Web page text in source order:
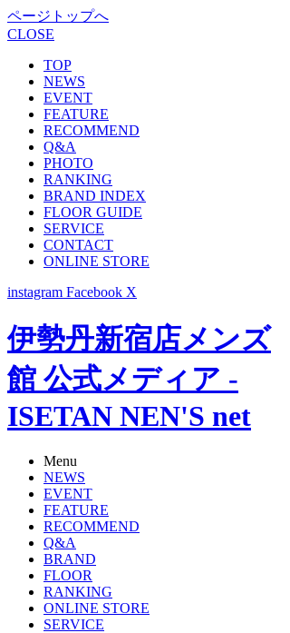
ページトップへ
CLOSE
TOP
NEWS
EVENT
FEATURE
RECOMMEND
Q&A
PHOTO
RANKING
BRAND INDEX
FLOOR GUIDE
SERVICE
CONTACT
ONLINE STORE
instagram Facebook X
伊勢丹新宿店メンズ
館 公式メディア -
ISETAN NEN'S net
Menu
NEWS
EVENT
FEATURE
RECOMMEND
Q&A
BRAND
FLOOR
RANKING
ONLINE STORE
SERVICE